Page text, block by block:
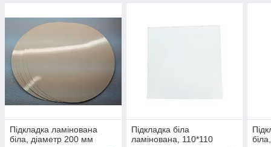
Підкладка ламінована
біла, діаметр 200 мм
Підкладка біла
ламінована, 110*110